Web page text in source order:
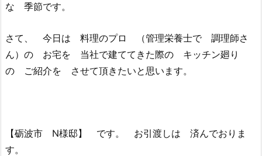
な 季節です。
さて、 今日は 料理のプロ （管理栄養士で 調理師さ
ん）の お宅を 当社で建ててきた際の キッチン廻り
の ご紹介を させて頂きたいと思います。
【砺波市 N様邸】 です。 お引渡しは 済んでおりま
す。